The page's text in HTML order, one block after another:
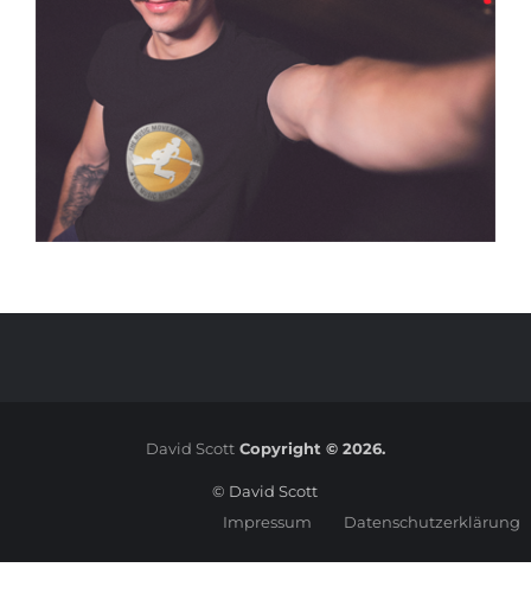
David ScottCopyright © 2026.
© David Scott
Impressum
Datenschutzerklärung